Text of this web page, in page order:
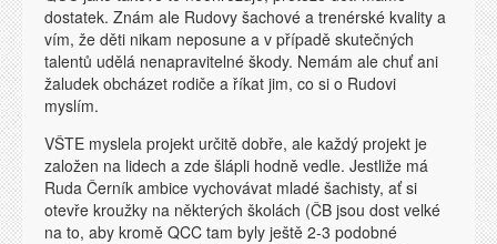
dostatek. Znám ale Rudovy šachové a trenérské kvality a
vím, že děti nikam neposune a v případě skutečných
talentů udělá nenapravitelné škody. Nemám ale chuť ani
žaludek obcházet rodiče a říkat jim, co si o Rudovi
myslím.
VŠTE myslela projekt určitě dobře, ale každý projekt je
založen na lidech a zde šlápli hodně vedle. Jestliže má
Ruda Černík ambice vychovávat mladé šachisty, ať si
otevře kroužky na některých školách (ČB jsou dost velké
na to, aby kromě QCC tam byly ještě 2-3 podobné